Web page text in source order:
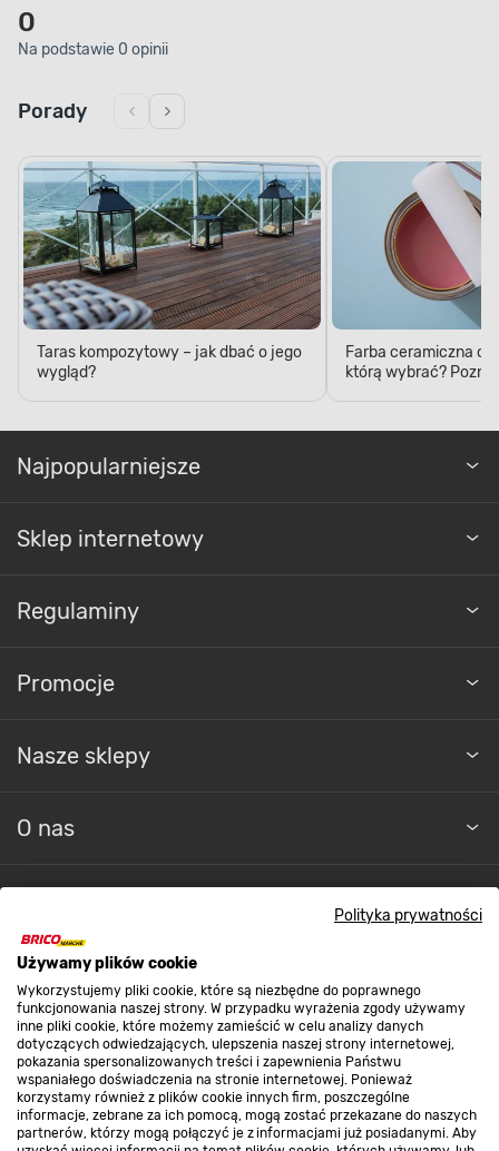
Polityka prywatności
Używamy plików cookie
Wykorzystujemy pliki cookie, które są niezbędne do poprawnego
funkcjonowania naszej strony. W przypadku wyrażenia zgody używamy
inne pliki cookie, które możemy zamieścić w celu analizy danych
dotyczących odwiedzających, ulepszenia naszej strony internetowej,
pokazania spersonalizowanych treści i zapewnienia Państwu
wspaniałego doświadczenia na stronie internetowej. Ponieważ
korzystamy również z plików cookie innych firm, poszczególne
informacje, zebrane za ich pomocą, mogą zostać przekazane do naszych
partnerów, którzy mogą połączyć je z informacjami już posiadanymi. Aby
0
Na podstawie 0 opinii
Porady
Taras kompozytowy – jak dbać o jego
wygląd?
Farba ceramiczna
którą wybrać?
Najpopularniejsze
Sklep internetowy
Regulaminy
Promocje
Nasze sklepy
O nas
Strefa biznesu
Dołącz do nas